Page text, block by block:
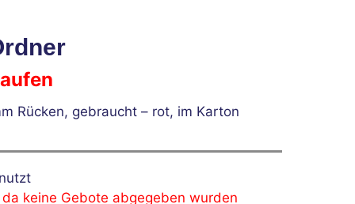
Rücken, gebraucht – rot, im Karton
keine Gebote abgegeben wurden